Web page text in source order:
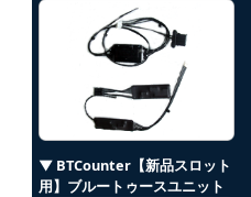
▼ BTCounter【新品スロット
用】ブルートゥースユニット